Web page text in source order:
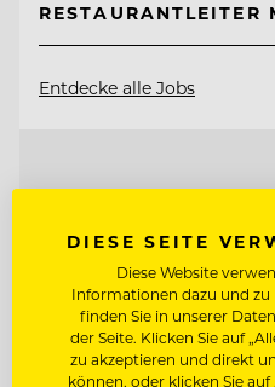
RESTAURANTLEITER
Entdecke alle Jobs
DIESE SEITE
Diese Website
Informationen dazu und zu
finden Sie in unserer
der Seite. Klicken Sie auf
zu akzeptieren und direkt
können, oder klicken Sie